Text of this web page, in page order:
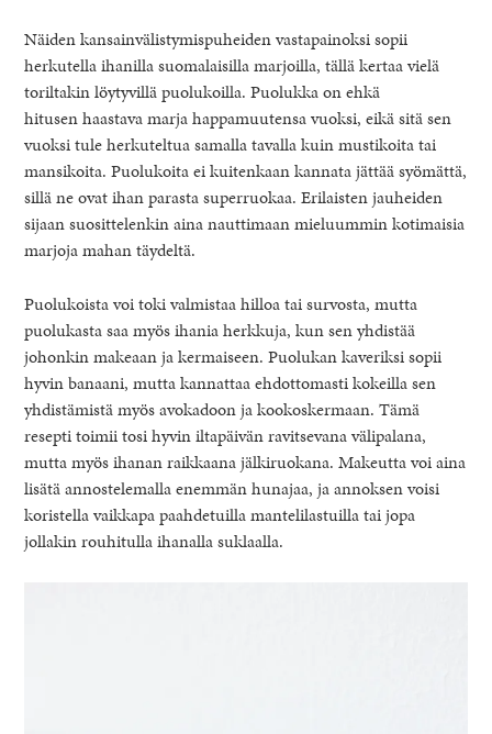
Näiden kansainvälistymispuheiden vastapainoksi sopii
herkutella ihanilla suomalaisilla marjoilla, tällä kertaa vielä
toriltakin löytyvillä puolukoilla. Puolukka on ehkä
hitusen haastava marja happamuutensa vuoksi, eikä sitä sen
vuoksi tule herkuteltua samalla tavalla kuin mustikoita tai
mansikoita. Puolukoita ei kuitenkaan kannata jättää syömättä,
sillä ne ovat ihan parasta superruokaa. Erilaisten jauheiden
sijaan suosittelenkin aina nauttimaan mieluummin kotimaisia
marjoja mahan täydeltä.
Puolukoista voi toki valmistaa hilloa tai survosta, mutta
puolukasta saa myös ihania herkkuja, kun sen yhdistää
johonkin makeaan ja kermaiseen. Puolukan kaveriksi sopii
hyvin banaani, mutta kannattaa ehdottomasti kokeilla sen
yhdistämistä myös avokadoon ja kookoskermaan. Tämä
resepti toimii tosi hyvin iltapäivän ravitsevana välipalana,
mutta myös ihanan raikkaana jälkiruokana. Makeutta voi aina
lisätä annostelemalla enemmän hunajaa, ja annoksen voisi
koristella vaikkapa paahdetuilla mantelilastuilla tai jopa
jollakin rouhitulla ihanalla suklaalla.